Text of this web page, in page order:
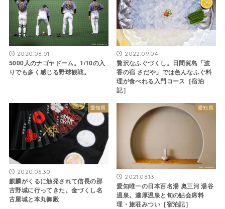
2020.08.01
5000人のナゴヤドーム。1/10の入
りでも多く感じる野球観戦。
2022.09.04
贅沢なふぐづくし。日間賀島「波
香の宿 さだや」では色んなふぐ料
理が食べれる入門コース［宿泊
記］
愛知県
2020.06.30
麒麟がくるに触発されて信長の那
古野城に行ってきた。金づくし名
古屋城と本丸御殿
愛知県
2021.08.13
愛知唯一の日本百名湯 奥三河 湯谷
温泉。濃厚温泉と旬の鮎会席料
理・旅荘みつい［宿泊記］